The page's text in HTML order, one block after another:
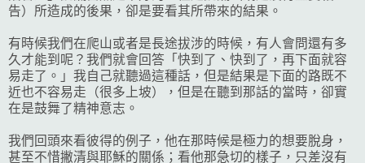
告）所造成的後果，卻是要看其所帶來的結果。
有時候我們在爬山或者是長途拔涉的時候，有人會問還有多
久才能到呢？我們就會回答「快到了、快到了，再下面就容
易走了。」我自己就聽過這種話，但是結果是下面的路既不
近也不容易走（很多上坡），但是在聽到那話的當時，卻實
在是鼓舞了精神意志。
我們回頭來看彼得的例子，他在那時候是極力的想要脫身，
甚至不惜撇清與耶穌的關係；看他那急切的樣子，只差沒有